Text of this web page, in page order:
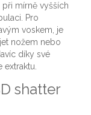
při mírně vyšších
Pro
voskem, je
nožem nebo
díky své
shatter